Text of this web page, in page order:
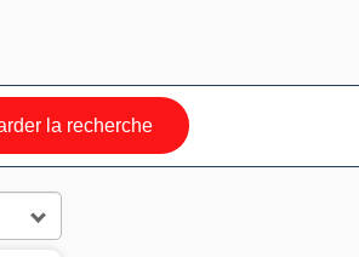
la recherche